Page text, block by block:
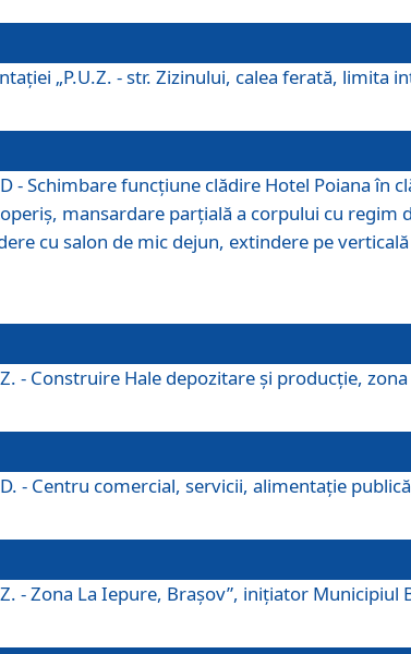
„P.U.Z. - str. Zizinului, calea ferată, limita
- Schimbare funcţiune clădire Hotel Poiana
mansardare parţială a corpului cu
cu salon de mic dejun, extindere pe
- Construire Hale depozitare şi producţie,
- Centru comercial, servicii, alimentaţie
- Zona La Iepure, Braşov”, iniţiator Municipiul